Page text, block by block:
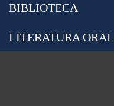
BIBLIOTECA
LITERATURA ORAL